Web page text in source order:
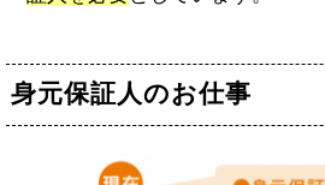
身元保証人のお仕事